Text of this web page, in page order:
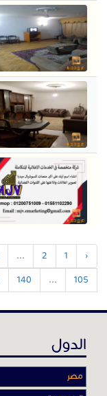
‹
1
2
...
105
...
140
الدول